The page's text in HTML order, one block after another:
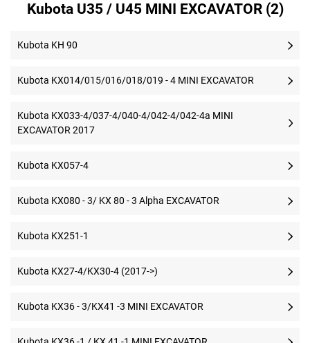
Kubota U35 / U45 MINI EXCAVATOR (2)
Kubota KH 90
Kubota KX014/015/016/018/019 - 4 MINI EXCAVATOR
Kubota KX033-4/037-4/040-4/042-4/042-4a MINI
EXCAVATOR 2017
Kubota KX057-4
Kubota KX080 - 3/ KX 80 - 3 Alpha EXCAVATOR
Kubota KX251-1
Kubota KX27-4/KX30-4 (2017->)
Kubota KX36 - 3/KX41 -3 MINI EXCAVATOR